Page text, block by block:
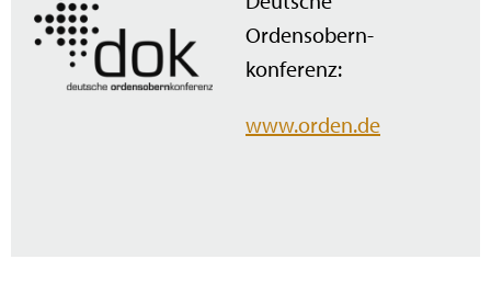
Ordensobern­
konferenz:
www.orden.de